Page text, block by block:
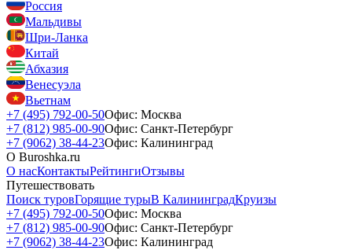
Россия
Мальдивы
Шри-Ланка
Китай
Абхазия
Венесуэла
Вьетнам
+7 (495) 792-00-50Офис: Москва
+7 (812) 985-00-90Офис: Санкт-Петербург
+7 (9062) 38-44-23Офис: Калининград
О Buroshka.ru
О насКонтактыРейтингиОтзывы
Путешествовать
Поиск туровГорящие турыВ КалининградКруизы
+7 (495) 792-00-50Офис: Москва
+7 (812) 985-00-90Офис: Санкт-Петербург
+7 (9062) 38-44-23Офис: Калининград